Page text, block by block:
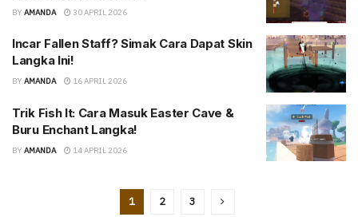
BY AMANDA 30 APRIL 2026
Incar Fallen Staff? Simak Cara Dapat Skin
Langka Ini!
BY AMANDA 16 APRIL 2026
Trik Fish It: Cara Masuk Easter Cave &
Buru Enchant Langka!
BY AMANDA 14 APRIL 2026
1 2 3